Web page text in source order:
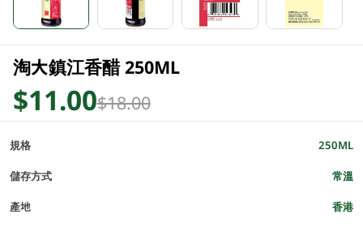
淘大鎮江香醋 250ML
$11.00$18.00
規格 250ML
儲存方式 常溫
產地 香港